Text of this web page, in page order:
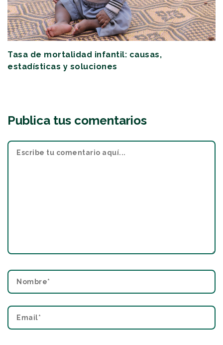
Tasa de mortalidad infantil: causas,
estadísticas y soluciones
Publica tus comentarios